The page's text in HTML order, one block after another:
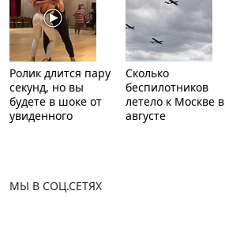
Ролик длится пару
секунд, но вы
будете в шоке от
увиденного
Сколько
беспилотников
летело к Москве в
августе
МЫ В СОЦ.СЕТЯХ